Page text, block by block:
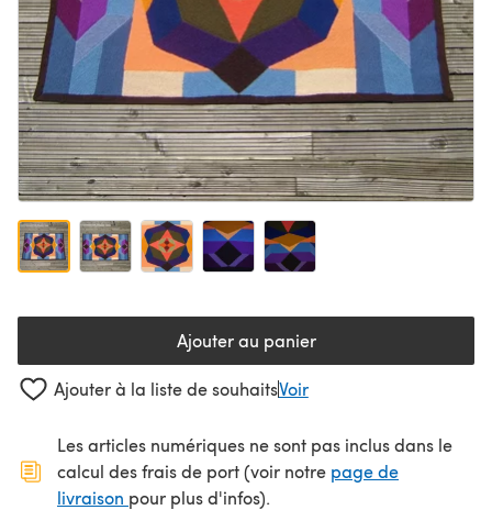
Ajouter au panier
Ajouter à la liste de souhaitsVoir
Les articles numériques ne sont pas inclus dans le
calcul des frais de port (voir notre page de
livraison (s'ouvre dans un nouvel onglet)
pour plus d'infos).